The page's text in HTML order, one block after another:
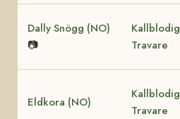
Dally Snögg (NO)
📷
Kallblodig
Travare
Eldkora (NO)
Kallblodig
Travare